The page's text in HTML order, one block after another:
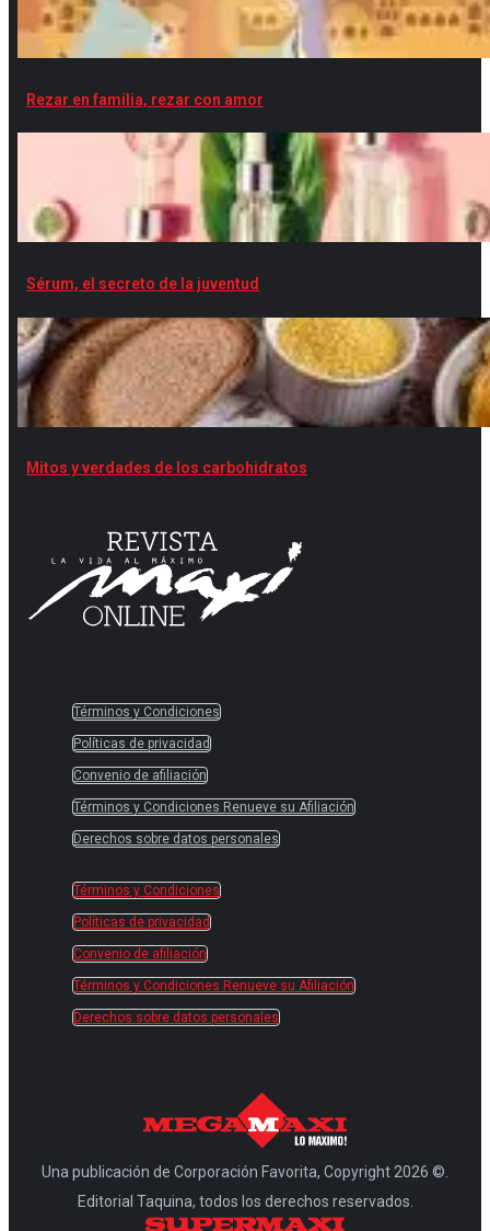
Rezar en familia, rezar con amor
Sérum, el secreto de la juventud
Mitos y verdades de los carbohidratos
Términos y Condiciones
Políticas de privacidad
Convenio de afiliación
Términos y Condiciones Renueve su Afiliación
Derechos sobre datos personales
Términos y Condiciones
Políticas de privacidad
Convenio de afiliación
Términos y Condiciones Renueve su Afiliación
Derechos sobre datos personales
Una publicación de Corporación Favorita, Copyright 2026 ©.
Editorial Taquina, todos los derechos reservados.